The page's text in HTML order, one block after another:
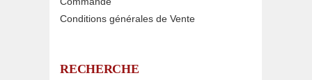
Conditions générales de Vente
RECHERCHE